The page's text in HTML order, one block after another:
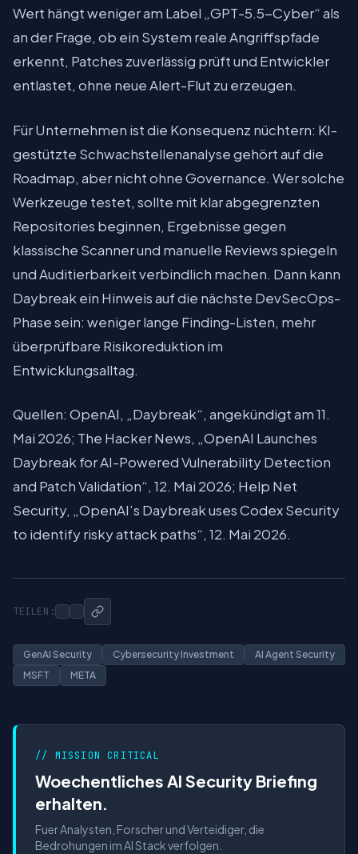
Wert hängt weniger am Label „GPT-5.5-Cyber“ als
an der Frage, ob ein System reale Angriffspfade
erkennt, Patches zuverlässig prüft und Entwickler
entlastet, ohne neue Alert-Flut zu erzeugen.
Für Unternehmen ist die Konsequenz nüchtern: KI-
gestützte Schwachstellenanalyse gehört auf die
Roadmap, aber nicht ohne Governance. Wer solche
Werkzeuge testet, sollte mit klar abgegrenzten
Repositories beginnen, Ergebnisse gegen
klassische Scanner und manuelle Reviews spiegeln
und Auditierbarkeit verbindlich machen. Dann kann
Daybreak ein Hinweis auf die nächste DevSecOps-
Phase sein: weniger lange Finding-Listen, mehr
überprüfbare Risikoreduktion im
Entwicklungsalltag.
Quellen: OpenAI, „Daybreak“, angekündigt am 11.
Mai 2026; The Hacker News, „OpenAI Launches
Daybreak for AI-Powered Vulnerability Detection
and Patch Validation“, 12. Mai 2026; Help Net
Security, „OpenAI’s Daybreak uses Codex Security
to identify risky attack paths“, 12. Mai 2026.
TEILEN:
GenAI Security Cybersecurity Investment
AI Agent Security
MSFT
META
// MISSION CRITICAL
Woechentliches AI Security Briefing
erhalten.
Fuer Analysten, Forscher und Verteidiger, die
Bedrohungen im AI Stack verfolgen.